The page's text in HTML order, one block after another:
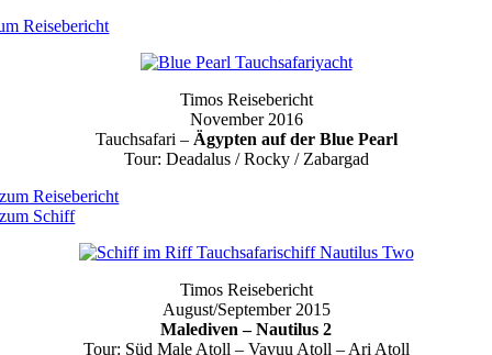
Reisebericht
Timos Reisebericht
November 2016
Tauchsafari – Ägypten auf der Blue Pearl
Tour: Deadalus / Rocky / Zabargad
zum Reisebericht
zum Schiff
Timos Reisebericht
August/September 2015
Malediven – Nautilus 2
Tour: Süd Male Atoll – Vavuu Atoll – Ari Atoll